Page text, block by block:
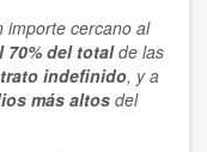
importe cercano al
70% del totalde las
indefinido, y a
más altosdel